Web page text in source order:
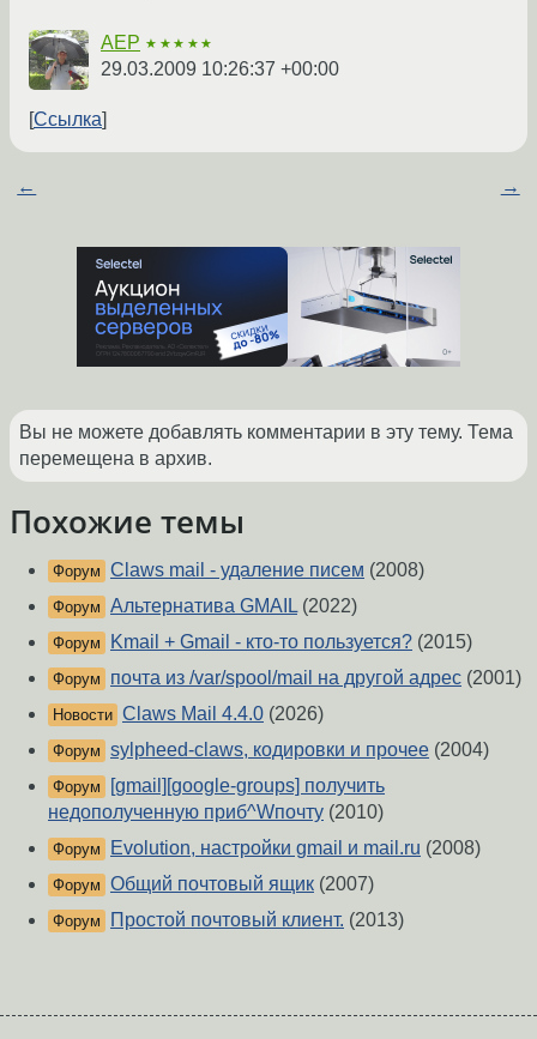
AEP ★★★★★
29.03.2009 10:26:37 +00:00
Ссылка
← →
Вы не можете добавлять комментарии в эту тему. Тема
перемещена в архив.
Похожие темы
Форум Claws mail - удаление писем (2008)
Форум Альтернатива GMAIL (2022)
Форум Kmail + Gmail - кто-то пользуется? (2015)
Форум почта из /var/spool/mail на другой адрес (2001)
Новости Claws Mail 4.4.0 (2026)
Форум sylpheed-claws, кодировки и прочее (2004)
Форум
[gmail][google-groups] получить
недополученную приб^Wпочту (2010)
Форум Evolution, настройки gmail и mail.ru (2008)
Форум Общий почтовый ящик (2007)
Форум Простой почтовый клиент. (2013)